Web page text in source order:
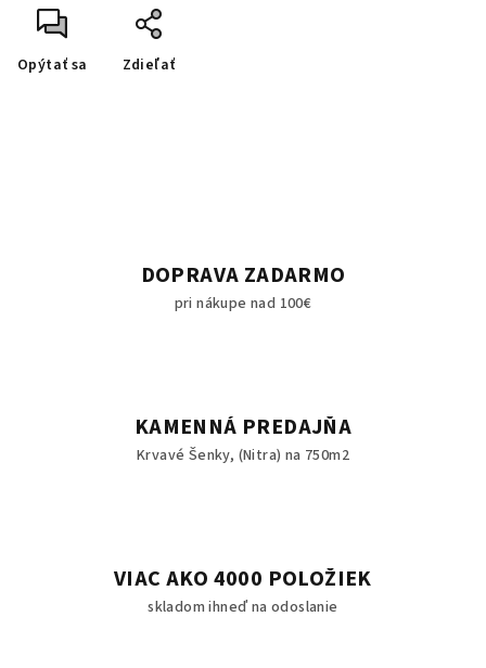
Opýtať sa Zdieľať
DOPRAVA ZADARMO
pri nákupe nad 100€
KAMENNÁ PREDAJŇA
Krvavé Šenky, (Nitra) na 750m2
VIAC AKO 4000 POLOŽIEK
skladom ihneď na odoslanie